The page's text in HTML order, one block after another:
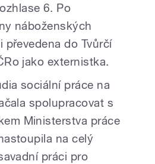
6. Po
náboženských
do Tvůrčí
jako externistka.
sociální práce na
spolupracovat s
Ministerstva práce
na celý
práci pro